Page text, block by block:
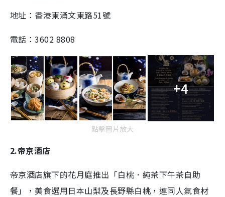
地址：香港東涌文東路51號
電話：3602 8808
+4
點擊圖片放大
2.帝京酒店
帝京酒店旗下的花月庭推出「白桃．純茶下午茶自助
餐」，美食選用日本山梨及長野縣白桃，連同人氣食材